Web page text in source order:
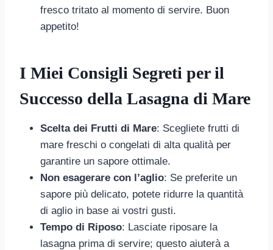
fresco tritato al momento di servire. Buon
appetito!
I Miei Consigli Segreti per il
Successo della Lasagna di Mare
Scelta dei Frutti di Mare: Scegliete frutti di
mare freschi o congelati di alta qualità per
garantire un sapore ottimale.
Non esagerare con l’aglio: Se preferite un
sapore più delicato, potete ridurre la quantità
di aglio in base ai vostri gusti.
Tempo di Riposo: Lasciate riposare la
lasagna prima di servire; questo aiuterà a